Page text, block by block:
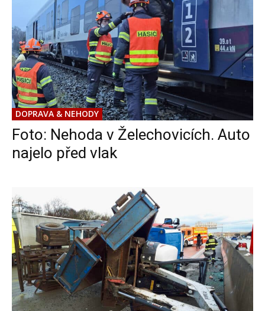
DOPRAVA & NEHODY
Foto: Nehoda v Želechovicích. Auto
najelo před vlak